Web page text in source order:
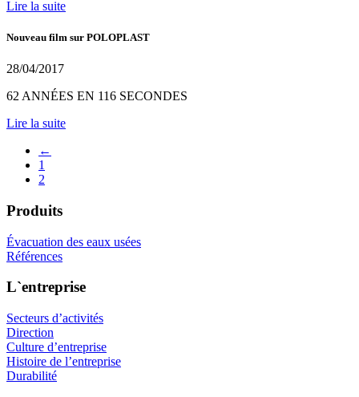
Lire la suite
Nouveau film sur POLOPLAST
28/04/2017
62 ANNÉES EN 116 SECONDES
Lire la suite
←
1
2
Produits
Évacuation des eaux usées
Références
L`entreprise
Secteurs d’activités
Direction
Culture d’entreprise
Histoire de l’entreprise
Durabilité